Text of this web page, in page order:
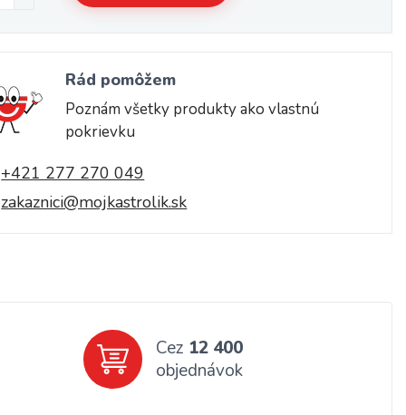
Rád pomôžem
Poznám všetky produkty ako vlastnú
pokrievku
+421 277 270 049
zakaznici@mojkastrolik.sk
Cez 12 400
objednávok